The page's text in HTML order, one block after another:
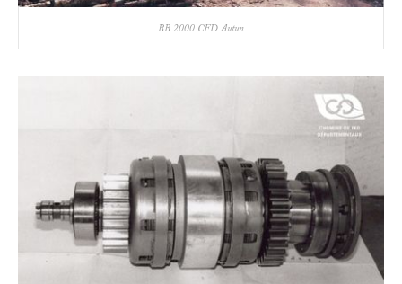
BB 2000 CFD Autun